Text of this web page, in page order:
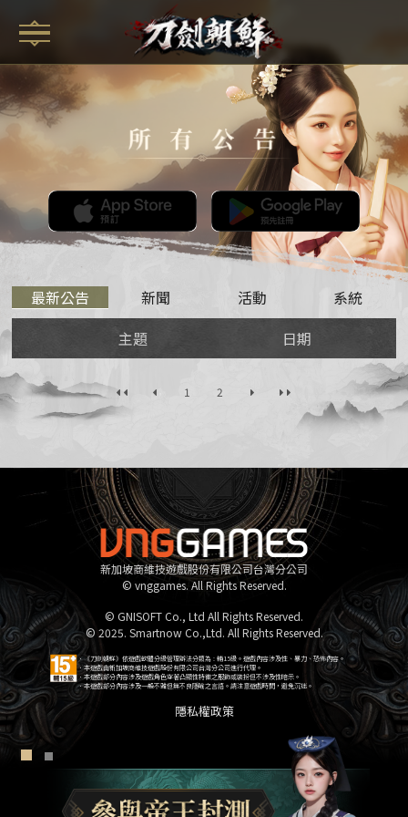
最新公告 新聞 活動
系統
主題
日期
1 2
新加坡商維技遊戲股份有限公司台灣分公司
© vnggames. All Rights Reserved.
© GNISOFT Co., Ltd All Rights Reserved.
© 2025. Smartnow Co.,Ltd. All Rights Reserved.
．《刀劍朝鮮》依遊戲軟體分級管理辦法分類為 : 輔15級。遊戲內容涉及性、暴力、恐怖內容。
．本遊戲由新加坡商維技遊戲股份有限公司台灣分公司進行代理。
．本遊戲部分內容涉及遊戲角色穿著凸顯性特徵之服飾或裝扮但不涉及性暗示。
．本遊戲部分內容涉及一般不雅但無不良隱喻之言語。請注意遊戲時間，避免沉迷。
隱私權政策